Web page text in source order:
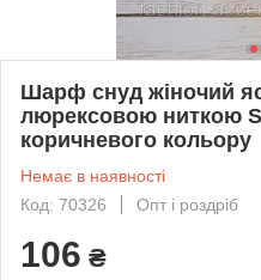
Шарф снуд жіночий
люрексовою ниткою
коричневого кольору
Немає в наявності
Код: 70326
Опт і роздріб
106 ₴